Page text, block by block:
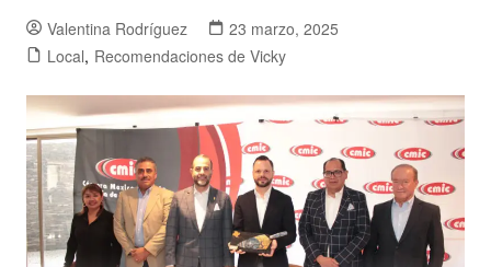
Valentina Rodríguez
23 marzo, 2025
Local, Recomendaciones de Vicky